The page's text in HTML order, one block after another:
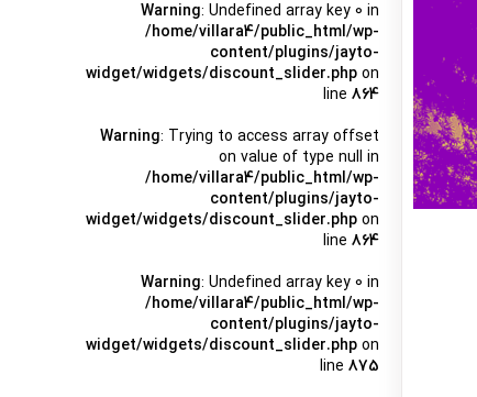
Warning: Undefined array key 0 in
/home/villara4/public_html/wp-
content/plugins/jayto-
widget/widgets/discount_slider.php on
line864
Warning: Trying to access array offset
on value of type null in
/home/villara4/public_html/wp-
content/plugins/jayto-
widget/widgets/discount_slider.php on
line864
Warning: Undefined array key 0 in
/home/villara4/public_html/wp-
content/plugins/jayto-
widget/widgets/discount_slider.php on
line875